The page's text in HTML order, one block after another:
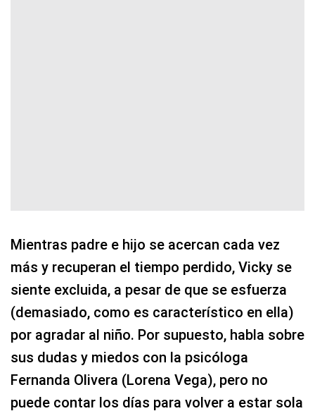
Mientras padre e hijo se acercan cada vez
más y recuperan el tiempo perdido, Vicky se
siente excluida, a pesar de que se esfuerza
(demasiado, como es característico en ella)
por agradar al niño. Por supuesto, habla sobre
sus dudas y miedos con la psicóloga
Fernanda Olivera (Lorena Vega), pero no
puede contar los días para volver a estar sola